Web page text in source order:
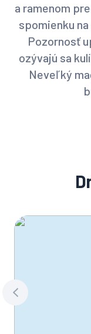
a ramenom
spomienku
Pozornosť
ozývajú sa
Neveľký